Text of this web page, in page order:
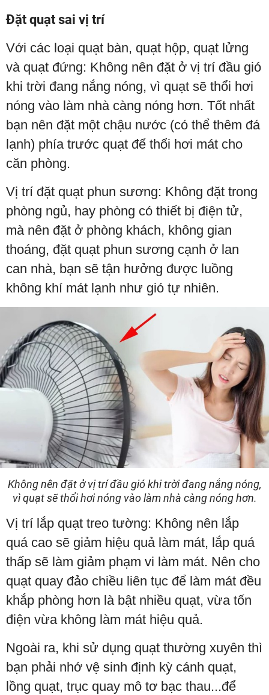
Đặt quạt sai vị trí
Với các loại quạt bàn, quạt hộp, quạt lửng
và quạt đứng: Không nên đặt ở vị trí đầu gió
khi trời đang nắng nóng, vì quạt sẽ thổi hơi
nóng vào làm nhà càng nóng hơn. Tốt nhất
bạn nên đặt một chậu nước (có thể thêm đá
lạnh) phía trước quạt để thổi hơi mát cho
căn phòng.
Vị trí đặt quạt phun sương: Không đặt trong
phòng ngủ, hay phòng có thiết bị điện tử,
mà nên đặt ở phòng khách, không gian
thoáng, đặt quạt phun sương cạnh ở lan
can nhà, bạn sẽ tận hưởng được luồng
không khí mát lạnh như gió tự nhiên.
Không nên đặt ở vị trí đầu gió khi trời đang nắng nóng,
vì quạt sẽ thổi hơi nóng vào làm nhà càng nóng hơn.
Vị trí lắp quạt treo tường: Không nên lắp
quá cao sẽ giảm hiệu quả làm mát, lắp quá
thấp sẽ làm giảm phạm vi làm mát. Nên cho
quạt quay đảo chiều liên tục để làm mát đều
khắp phòng hơn là bật nhiều quạt, vừa tốn
điện vừa không làm mát hiệu quả.
Ngoài ra, khi sử dụng quạt thường xuyên thì
bạn phải nhớ vệ sinh định kỳ cánh quạt,
lồng quạt, trục quay mô tơ bạc thau...để